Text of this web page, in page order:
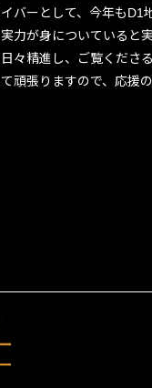
イバーとして、今年も
力が身についていると
々精進し、ご覧くださ
頑張りますので、応援